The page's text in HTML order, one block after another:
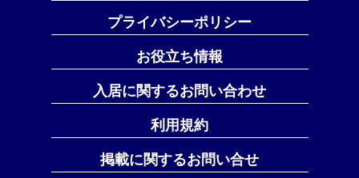
プライバシーポリシー
お役立ち情報
入居に関するお問い合わせ
利用規約
掲載に関するお問い合せ